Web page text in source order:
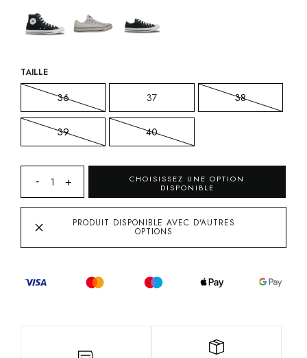
TAILLE
36 37 38
39 40
CHOISISSEZ UNE OPTION
DISPONIBLE
PRODUIT DISPONIBLE AVEC D'AUTRES
OPTIONS